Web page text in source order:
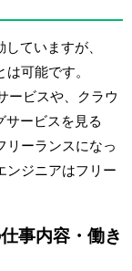
ていますが、
可能です。
ービスや、クラウ
サービスを見る
リーランスになっ
ンジニアはフリー
事内容・働き